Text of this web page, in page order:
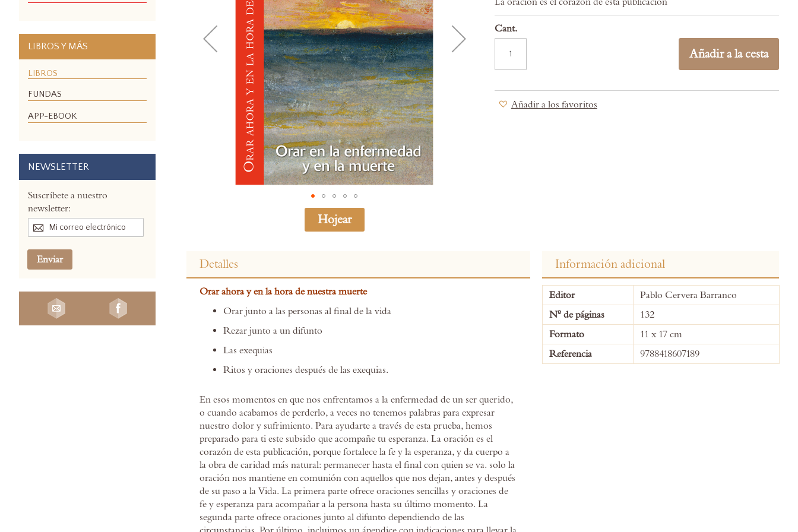
Hojear
beginning
Cant.
Añadir a la cesta
Añadir a los favoritos
Detalles
Orar ahora y en la hora de nuestra muerte
Orar junto a las personas al final de la vida
Rezar junto a un difunto
Las exequias
Ritos y oraciones después de las exequias.
En esos momentos en que nos enfrentamos a la enfermedad de un ser querido,
o cuando acabamos de perderlo, a veces no tenemos palabras para expresar
nuestro dolor y sufrimiento. Para ayudarte a través de esta prueba, hemos
preparado para ti este subsido que acompañe tu esperanza. La oración es el
corazón de esta publicación, porque fortalece la fe y la esperanza, y da cuerpo a
la obra de caridad más natural: permanecer hasta el final con quien se va. solo la
oración nos mantiene en comunión con aquellos que nos dejan, antes y después
de su paso a la Vida. La primera parte ofrece oraciones sencillas y oraciones de
fe y esperanza para acompañar a la persona hasta su último momento. La
segunda parte ofrece oraciones junto al difunto dependiendo de las
Información adicional
More
Information
Editor
Pablo Cervera Barranco
Nº de páginas
132
Formato
11 x 17 cm
Referencia
9788418607189
LIBROS Y MÁS
LIBROS
FUNDAS
APP-EBOOK
NEWSLETTER
Suscríbete a nuestro
newsletter:
Enviar